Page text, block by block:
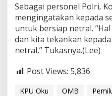
Sebagai personel Polri,
mengingatakan kepada
untuk bersiap netral.
dan kita tekankan
netral,” Tukasnya.(Lee)
Post Views: 5,836
KPU Oku OMB